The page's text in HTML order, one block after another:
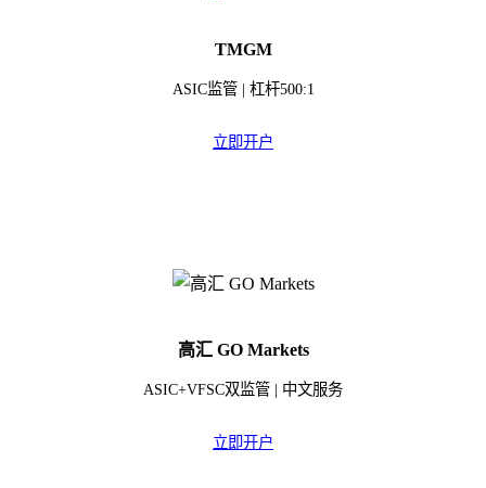
TMGM
ASIC监管 | 杠杆500:1
立即开户
高汇 GO Markets
ASIC+VFSC双监管 | 中文服务
立即开户